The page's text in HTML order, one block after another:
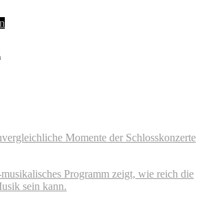
Momente der Schlosskonzerte
Programm zeigt, wie reich die
sein kann.